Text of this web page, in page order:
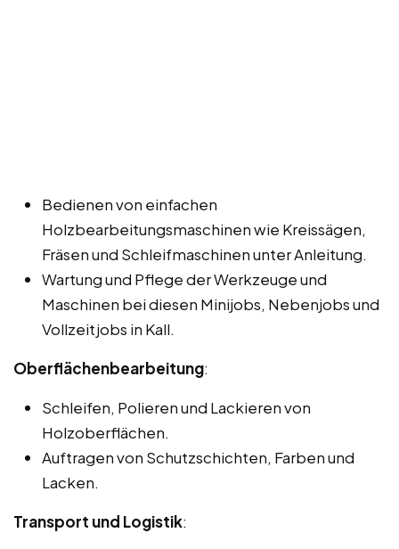
Bedienen von einfachen
Holzbearbeitungsmaschinen wie Kreissägen,
Fräsen und Schleifmaschinen unter Anleitung.
Wartung und Pflege der Werkzeuge und
Maschinen bei diesen Minijobs, Nebenjobs und
Vollzeitjobs in Kall.
Oberflächenbearbeitung:
Schleifen, Polieren und Lackieren von
Holzoberflächen.
Auftragen von Schutzschichten, Farben und
Lacken.
Transport und Logistik: